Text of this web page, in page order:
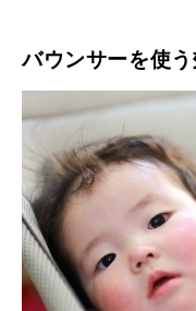
バウンサーを使う